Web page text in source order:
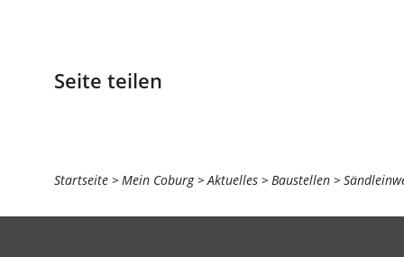
Seite teilen
Sie
befinden
Startseite Mein Coburg Aktuelles Baustellen